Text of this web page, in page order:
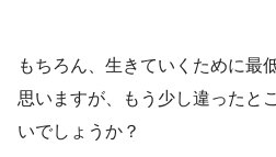
もちろん、生きていくために最
思いますが、もう少し違ったと
いでしょうか？